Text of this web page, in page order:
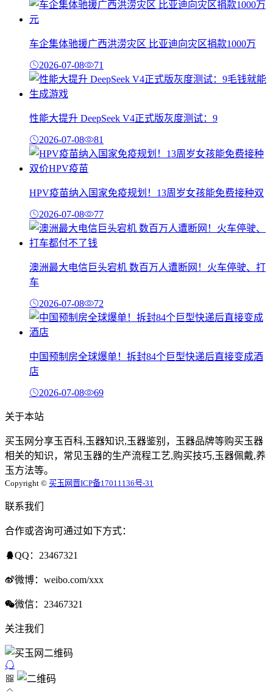
车企集体驰援广西洪涝灾区 比亚迪向灾区捐款1000万
2026-07-08 71
性能大提升 DeepSeek V4正式版灰度测试：9
2026-07-08 81
HPV疫苗纳入国家免疫规划！13周岁女孩能免费接种双
2026-07-08 77
澳洲最大电信巨头宕机 数百万人遭断网！火车停驶、打
车
2026-07-08 72
中国预制房全球爆单！拆封84个巨型快递后直接变成酒
店
2026-07-08 69
关于本站
买玉网分享玉百科,玉器知识,玉器鉴别，玉器品牌等购买玉器
相关的知识，常见玉器的生产流程工艺,购买技巧,玉器佩戴,养
玉方法等。
Copyright © 买玉网晋ICP备17011136号-31
联系我们
合作或咨询可通过如下方式：
QQ：23467321
微博：weibo.com/xxx
微信：23467321
关注我们